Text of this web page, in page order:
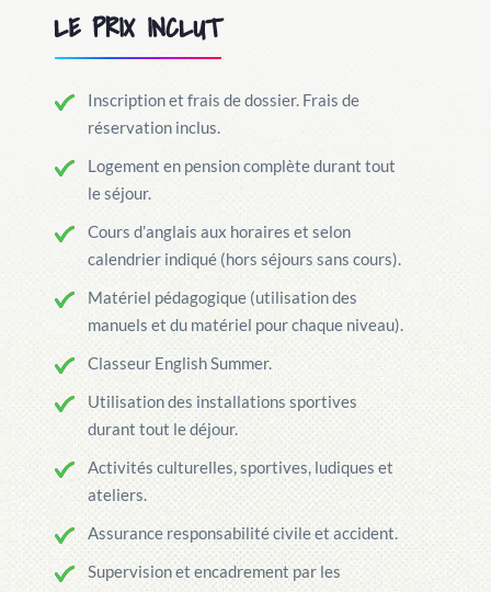
LE PRIX INCLUT
Inscription et frais de dossier. Frais de
réservation inclus.
Logement en pension complète durant tout
le séjour.
Cours d’anglais aux horaires et selon
calendrier indiqué (hors séjours sans cours).
Matériel pédagogique (utilisation des
manuels et du matériel pour chaque niveau).
Classeur English Summer.
Utilisation des installations sportives
durant tout le déjour.
Activités culturelles, sportives, ludiques et
ateliers.
Assurance responsabilité civile et accident.
Supervision et encadrement par les